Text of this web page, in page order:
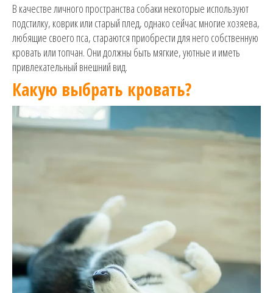
В качестве личного пространства собаки некоторые используют
подстилку, коврик или старый плед, однако сейчас многие хозяева,
любящие своего пса, стараются приобрести для него собственную
кровать или топчан. Они должны быть мягкие, уютные и иметь
привлекательный внешний вид.
Какую выбрать кровать?